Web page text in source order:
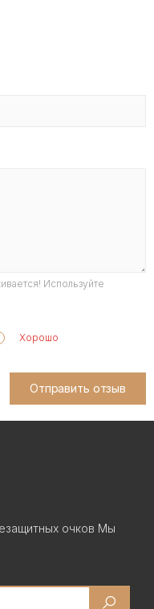
Используйте
Хорошо
Отправить отзыв
очков Мы